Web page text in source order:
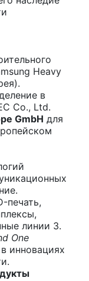
Heavy
в
Co., Ltd.
GmbH для
печать,
линии 3.
One
инновациях